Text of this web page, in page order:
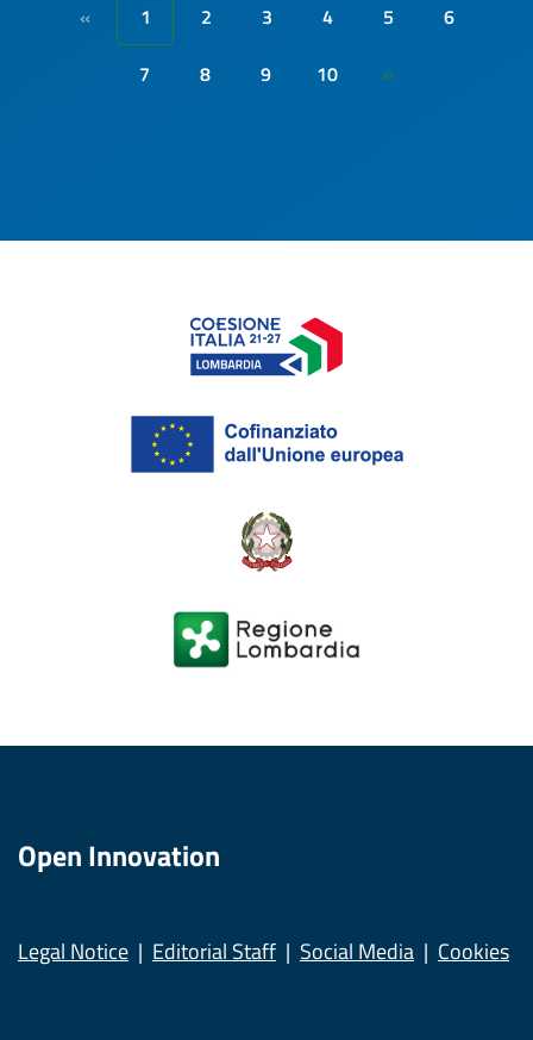
« 1 2 3 4 5
6
7
8 9 10 »
Open Innovation
Legal Notice Editorial Staff Social Media Cookies